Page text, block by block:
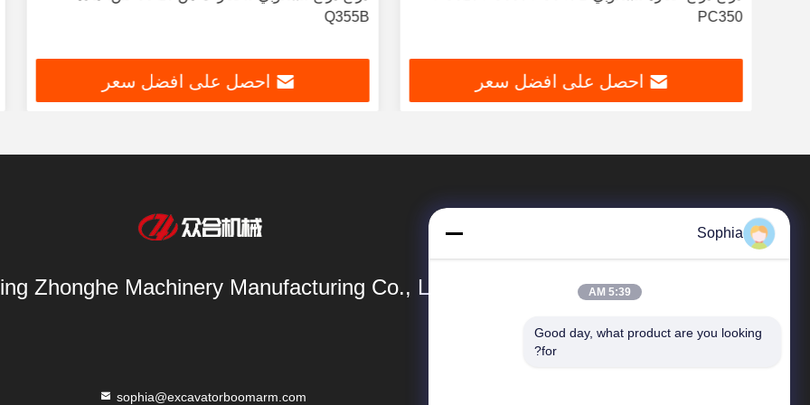
PC350
احصل على افضل سعر
Q355B
احصل على افضل سعر
Zhonghe Machinery Manufacturing Co., Ltd
المنتجات
sophia@excavatorboomarm.com
Sophia
5:39 AM
Good day, what product are you looking
for?